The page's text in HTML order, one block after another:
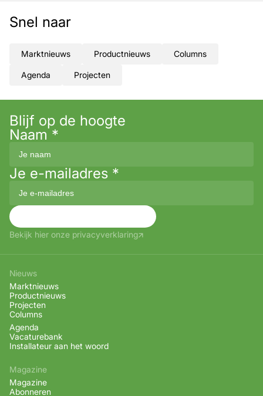
Snel naar
Marktnieuws Productnieuws Columns
Agenda Projecten
Blijf op de hoogte
Naam *
Je e-mailadres *
Bekijk hier onze privacyverklaring
Nieuws
Marktnieuws
Productnieuws
Projecten
Columns
Agenda
Vacaturebank
Installateur aan het woord
Magazine
Magazine
Abonneren